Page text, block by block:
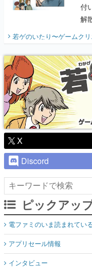
付
解
『
り
若ゲのいたり〜ゲームク
X
Discord
ピックアッ
電ファミのいま読まれてい
アプリセール情報
インタビュー